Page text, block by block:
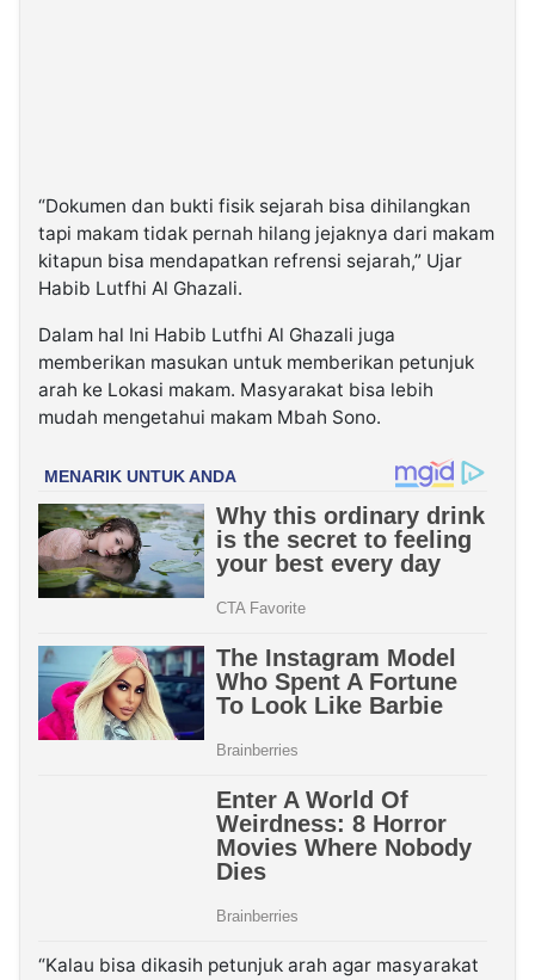
“Dokumen dan bukti fisik sejarah bisa dihilangkan
tapi makam tidak pernah hilang jejaknya dari makam
kitapun bisa mendapatkan refrensi sejarah,” Ujar
Habib Lutfhi Al Ghazali.
Dalam hal Ini Habib Lutfhi Al Ghazali juga
memberikan masukan untuk memberikan petunjuk
arah ke Lokasi makam. Masyarakat bisa lebih
mudah mengetahui makam Mbah Sono.
“Kalau bisa dikasih petunjuk arah agar masyarakat